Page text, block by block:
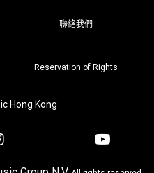
聯絡我們
Reservation of Rights
Hong Kong